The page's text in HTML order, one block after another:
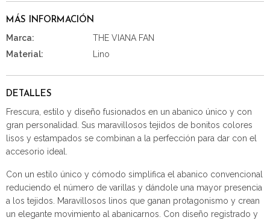
MÁS INFORMACIÓN
Marca:
THE VIANA FAN
Material:
Lino
DETALLES
Frescura, estilo y diseño fusionados en un abanico único y con
gran personalidad. Sus maravillosos tejidos de bonitos colores
lisos y estampados se combinan a la perfección para dar con el
accesorio ideal.
Con un estilo único y cómodo simplifica el abanico convencional
reduciendo el número de varillas y dándole una mayor presencia
a los tejidos. Maravillosos linos que ganan protagonismo y crean
un elegante movimiento al abanicarnos. Con diseño registrado y